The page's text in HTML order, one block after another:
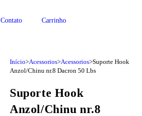
Contato Carrinho
Início>Acessorios>Acessorios>Suporte Hook
Anzol/Chinu nr.8 Dacron 50 Lbs
Suporte Hook
Anzol/Chinu nr.8